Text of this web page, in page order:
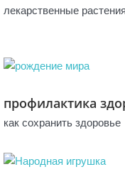
лекарственные
профилактика
как сохранить здоровье